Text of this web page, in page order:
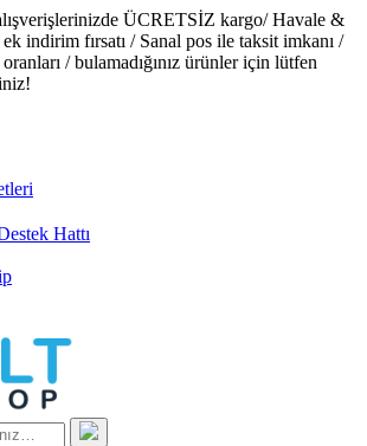
ÜCRETSİZ kargo/ Havale &
indirim fırsatı / Sanal pos ile taksit imkanı /
/ bulamadığınız ürünler için lütfen
Hattı